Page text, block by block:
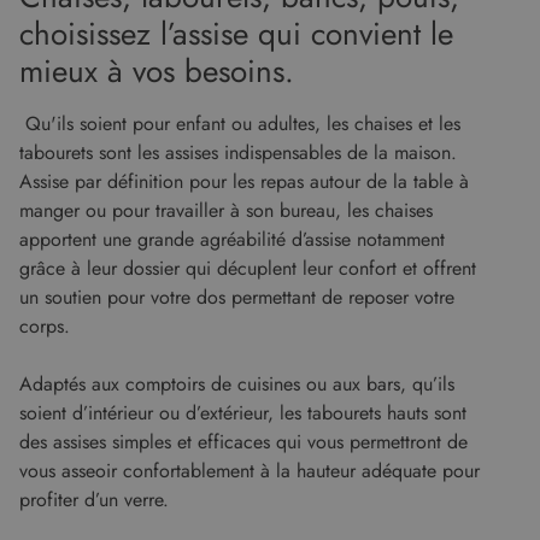
choisissez l’assise qui convient le
mieux à vos besoins.
Qu'ils soient pour enfant ou adultes, les chaises et les
tabourets sont les assises indispensables de la maison.
Assise par définition pour les repas autour de la table à
manger ou pour travailler à son bureau, les chaises
apportent une grande agréabilité d’assise notamment
grâce à leur dossier qui décuplent leur confort et offrent
un soutien pour votre dos permettant de reposer votre
corps.
Adaptés aux comptoirs de cuisines ou aux bars, qu’ils
soient d’intérieur ou d’extérieur, les tabourets hauts sont
des assises simples et efficaces qui vous permettront de
vous asseoir confortablement à la hauteur adéquate pour
profiter d’un verre.
nécessaires.
Fournisseur/
Domaine
www.malouet.fr
semaines
XSRF-TOKEN
www.malouet.fr
1 heure 59
Google Privacy Policy